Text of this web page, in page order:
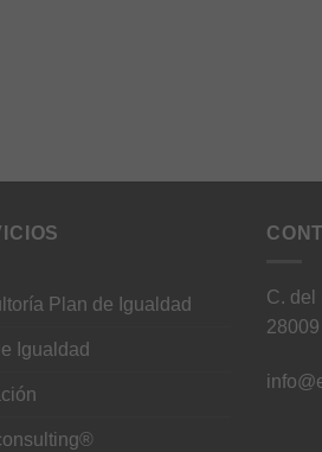
Plan de Igualdad
Igualdad
C. del